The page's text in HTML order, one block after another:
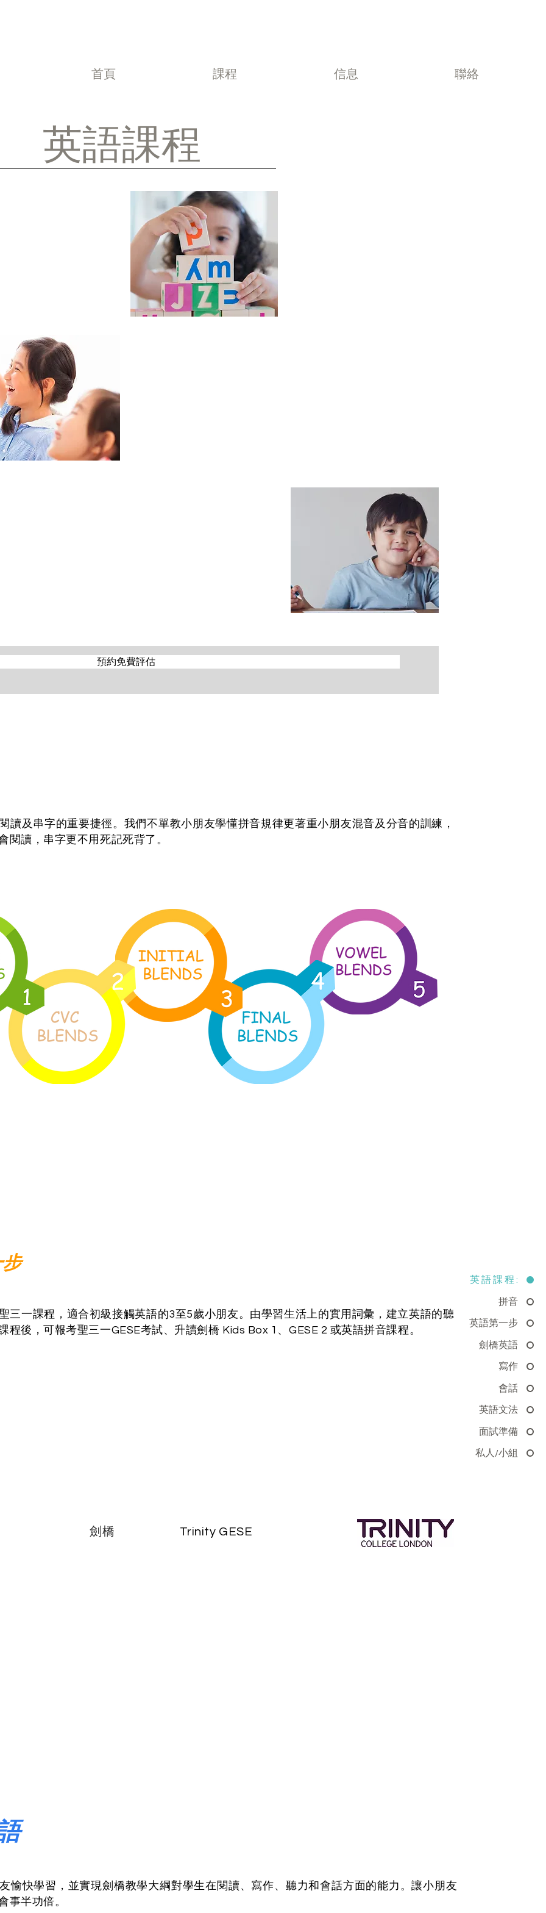
首頁 課程 信息 聯絡
英 語 課 程 :
拼音
英語第一步
劍橋英語
寫作
會話
英語文法
面試準備
私人/小組
語課程
預約免費評估
讀及串字的重要捷徑。我們不單教小朋友學懂拼音規律更著重小朋友混音及分音的訓練，
閱讀，串字更不用死記死背了。
三一課程，適合初級接觸英語的3至5歲小朋友。由學習生活上的實用詞彙，建立英語的聽
程後，可報考聖三一GESE考試、升讀劍橋 Kids Box 1、GESE 2 或英語拼音課程。
劍橋 Trinity GESE
愉快學習，並實現劍橋教學大綱對學生在閱讀、寫作、聽力和會話方面的能力。讓小朋友
事半功倍。